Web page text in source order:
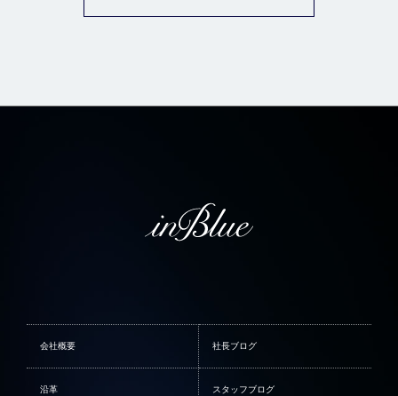
会社概要 社長ブログ
沿革 スタッフブログ